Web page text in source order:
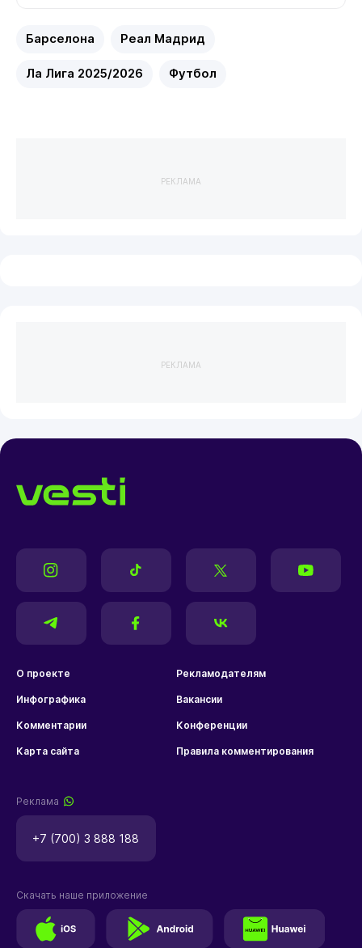
Барселона Реал Мадрид
Ла Лига 2025/2026 Футбол
РЕКЛАМА
РЕКЛАМА
О проекте Рекламодателям
Инфографика Вакансии
Комментарии Конференции
Карта сайта Правила комментирования
Реклама
+7 (700) 3 888 188
Скачать наше приложение